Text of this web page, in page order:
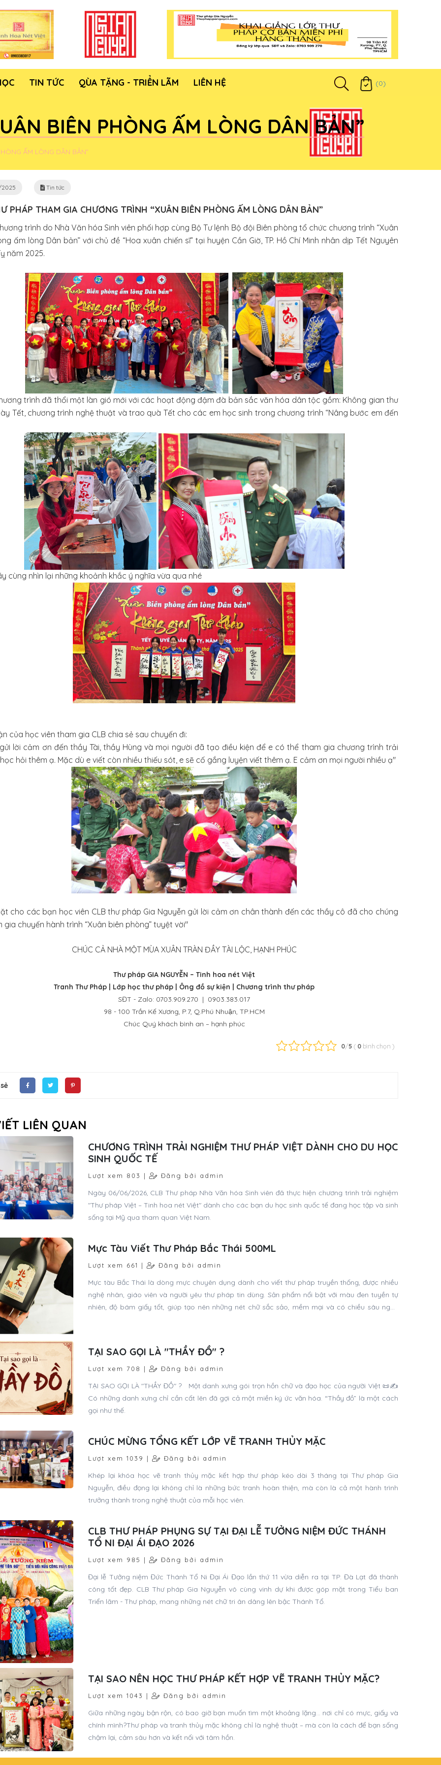
TIN TỨC QÙA TẶNG - TRIỂN LÃM LIÊN HỆ (0)
BIÊN PHÒNG ẤM LÒNG DÂN BẢN”
ẤM LÒNG DÂN BẢN”
Tin tức
PHÁP THAM GIA CHƯƠNG TRÌNH “XUÂN BIÊN PHÒNG ẤM LÒNG DÂN BẢN”
do Nhà Văn hóa Sinh viên phối hợp cùng Bộ Tư lệnh Bộ đội Biên phòng tổ chức chương trình “Xuân
ấm lòng Dân bản” với chủ đề “Hoa xuân chiến sĩ” tại huyện Cần Giờ, TP. Hồ Chí Minh nhân dịp Tết Nguyên
năm 2025.
trình đã thổi một làn gió mới với các hoạt động đậm đà bản sắc văn hóa dân tộc gồm: Không gian thư
Tết, chương trình nghệ thuật và trao quà Tết cho các em học sinh trong chương trình “Nâng bước em đến
cùng nhìn lại những khoảnh khắc ý nghĩa vừa qua nhé
của học viên tham gia CLB chia sẻ sau chuyến đi:
lời cảm ơn đến thầy Tài, thầy Hùng và mọi người đã tạo điều kiện để e có thể tham gia chương trình trải
hỏi thêm ạ. Mặc dù e viết còn nhiều thiếu sót, e sẽ cố gắng luyện viết thêm ạ. E cảm ơn mọi người nhiều ạ"
cho các bạn học viên CLB thư pháp Gia Nguyễn gửi lời cảm ơn chân thành đến các thầy cô đã cho chúng
gia chuyến hành trình “Xuân biên phòng” tuyệt vời"
CHÚC CẢ NHÀ MỘT MÙA XUÂN TRÀN ĐẦY TÀI LỘC, HẠNH PHÚC
Thư pháp GIA NGUYỄN – Tinh hoa nét Việt
Tranh Thư Pháp | Lớp học thư pháp | Ông đồ sự kiện | Chương trình thư pháp
SĐT - Zalo: 0703.909.270 | 0903.383.017
98 - 100 Trần Kế Xương, P.7, Q.Phú Nhuận, TP.HCM
Chúc Quý khách bình an – hạnh phúc
0/5 ( 0 bình chọn )
LIÊN QUAN
CHƯƠNG TRÌNH TRẢI NGHIỆM THƯ PHÁP VIỆT DÀNH CHO DU HỌC
SINH QUỐC TẾ
Lượt xem 803 | Đăng bởi admin
Ngày 06/06/2026, CLB Thư pháp Nhà Văn hóa Sinh viên đã thực hiện chương trình trải nghiệm
"Thư pháp Việt – Tinh hoa nét Việt" dành cho các bạn du học sinh quốc tế đang học tập và sinh
sống tại Mỹ qua tham quan Việt Nam.
Mực Tàu Viết Thư Pháp Bắc Thái 500ML
Lượt xem 661 | Đăng bởi admin
Mực tàu Bắc Thái là dòng mực chuyên dụng dành cho viết thư pháp truyền thống, được nhiều
nghệ nhân, giáo viên và người yêu thư pháp tin dùng. Sản phẩm nổi bật với màu đen tuyền tự
nhiên, độ bám giấy tốt, giúp tạo nên những nét chữ sắc sảo, mềm mại và có chiều sâu nghệ
TẠI SAO GỌI LÀ "THẦY ĐỒ" ?
Lượt xem 708 | Đăng bởi admin
TẠI SAO GỌI LÀ "THẦY ĐỒ" ? Một danh xưng gói trọn hồn chữ và đạo học của người Việt 📜✍️
Có những danh xưng chỉ cần cất lên đã gợi cả một miền ký ức văn hóa. “Thầy đồ” là một cách
gọi như thế.
CHÚC MỪNG TỔNG KẾT LỚP VẼ TRANH THỦY MẶC
Lượt xem 1039 | Đăng bởi admin
Khép lại khóa học vẽ tranh thủy mặc kết hợp thư pháp kéo dài 3 tháng tại Thư pháp Gia
Nguyễn, điều đọng lại không chỉ là những bức tranh hoàn thiện, mà còn là cả một hành trình
trưởng thành trong nghệ thuật của mỗi học viên.
CLB THƯ PHÁP PHỤNG SỰ TẠI ĐẠI LỄ TƯỞNG NIỆM ĐỨC THÁNH
TỔ NI ĐẠI ÁI ĐẠO 2026
Lượt xem 985 | Đăng bởi admin
Đại lễ Tưởng niệm Đức Thánh Tổ Ni Đại Ái Đạo lần thứ 11 vừa diễn ra tại TP. Đà Lạt đã thành
công tốt đẹp. CLB Thư pháp Gia Nguyễn vô cùng vinh dự khi được góp mặt trong Tiểu ban
Triển lãm - Thư pháp, mang những nét chữ tri ân dâng lên bậc Thánh Tổ.
TẠI SAO NÊN HỌC THƯ PHÁP KẾT HỢP VẼ TRANH THỦY MẶC?
Lượt xem 1043 | Đăng bởi admin
Giữa những ngày bận rộn, có bao giờ bạn muốn tìm một khoảng lặng… nơi chỉ có mực, giấy và
chính mình?Thư pháp và tranh thủy mặc không chỉ là nghệ thuật – mà còn là cách để bạn sống
chậm lại, cảm sâu hơn và kết nối với tâm hồn.